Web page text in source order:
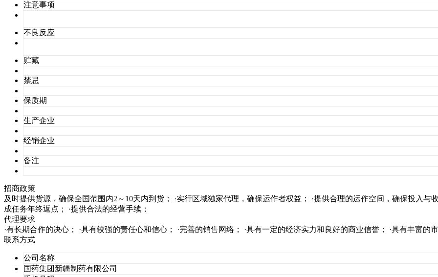
注意事项
不良反应
贮藏
禁忌
保质期
生产企业
经销企业
备注
招商政策
及时提供货源，确保全国范围内2～10天内到货； ·实行区域独家代理，确保运作者权益； ·提供合理的运作空间，确保投入与
成任务年终返点； ·提供合法的经营手续；
代理要求
·有长期合作的决心； ·具有较强的责任心和信心； ·完善的销售网络； ·具有一定的经济实力和良好的商业信誉； ·具有丰富的
联系方式
公司名称
国药集团新疆制药有限公司